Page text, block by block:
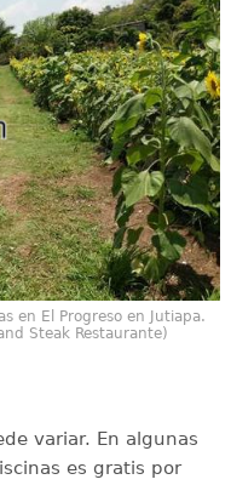
en El Progreso en Jutiapa.
Steak Restaurante)
variar. En algunas
es gratis por